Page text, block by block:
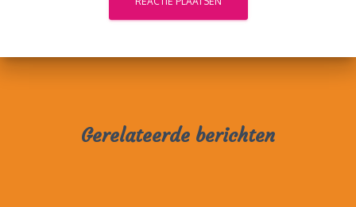
Gerelateerde berichten